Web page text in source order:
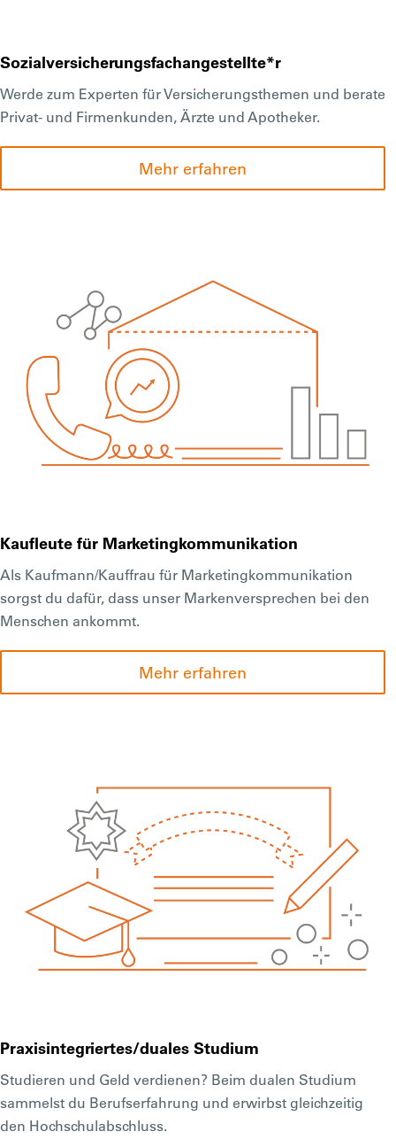
Sozialversicherungsfachangestellte*r
Werde zum Experten für Versicherungsthemen und berate
Privat- und Firmenkunden, Ärzte und Apotheker.
Mehr erfahren
Kaufleute für Marketingkommunikation
Als Kaufmann/Kauffrau für Marketingkommunikation
sorgst du dafür, dass unser Markenversprechen bei den
Menschen ankommt.
Mehr erfahren
Praxisintegriertes/duales Studium
Studieren und Geld verdienen? Beim dualen Studium
sammelst du Berufserfahrung und erwirbst gleichzeitig
den Hochschulabschluss.